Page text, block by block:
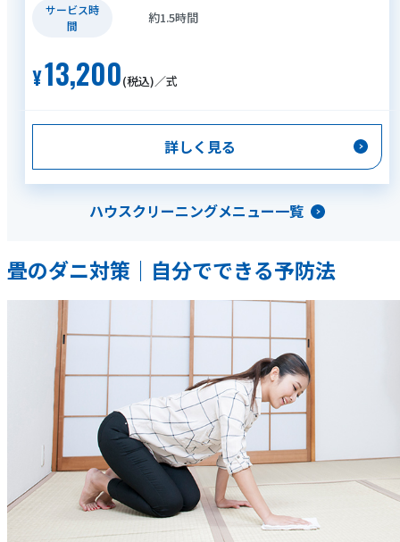
サービス時
間
約1.5時間
13,200(税込)／式
詳しく見る
ハウスクリーニングメニュー一覧
畳のダニ対策｜自分でできる予防法